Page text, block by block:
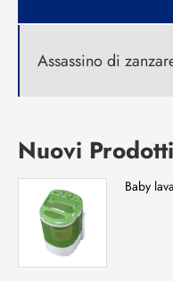
Assassino di
Nuovi Prodotti
Baby